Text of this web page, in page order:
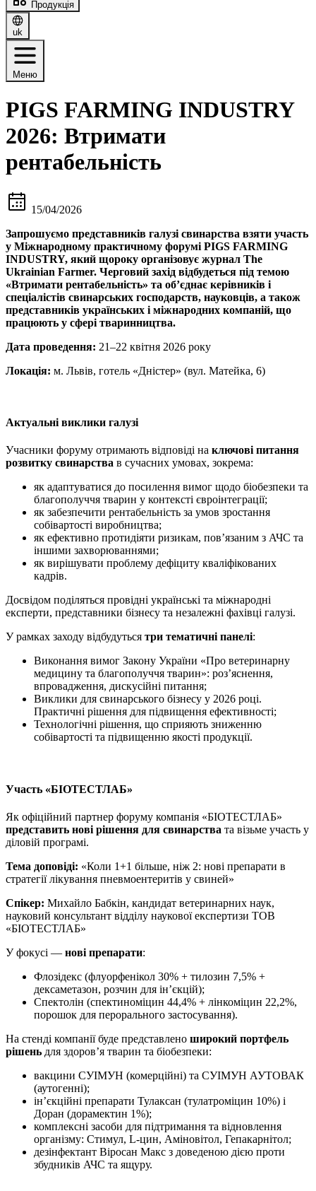
Продукція
uk
Меню
PIGS FARMING INDUSTRY
2026: Втримати
рентабельність
15/04/2026
Запрошуємо представників галузі свинарства взяти участь
у Міжнародному практичному форумі PIGS FARMING
INDUSTRY, який щороку організовує журнал The
Ukrainian Farmer. Черговий захід відбудеться під темою
«Втримати рентабельність» та об’єднає керівників і
спеціалістів свинарських господарств, науковців, а також
представників українських і міжнародних компаній, що
працюють у сфері тваринництва.
Дата проведення: 21–22 квітня 2026 року
Локація: м. Львів, готель «Дністер» (вул. Матейка, 6)
Актуальні виклики галузі
Учасники форуму отримають відповіді на ключові питання
розвитку свинарства в сучасних умовах, зокрема:
як адаптуватися до посилення вимог щодо біобезпеки та
благополуччя тварин у контексті євроінтеграції;
як забезпечити рентабельність за умов зростання
собівартості виробництва;
як ефективно протидіяти ризикам, пов’язаним з АЧС та
іншими захворюваннями;
як вирішувати проблему дефіциту кваліфікованих
кадрів.
Досвідом поділяться провідні українські та міжнародні
експерти, представники бізнесу та незалежні фахівці галузі.
У рамках заходу відбудуться три тематичні панелі:
Виконання вимог Закону України «Про ветеринарну
медицину та благополуччя тварин»: роз’яснення,
впровадження, дискусійні питання;
Виклики для свинарського бізнесу у 2026 році.
Практичні рішення для підвищення ефективності;
Технологічні рішення, що сприяють зниженню
собівартості та підвищенню якості продукції.
Участь «БІОТЕСТЛАБ»
Як офіційний партнер форуму компанія «БІОТЕСТЛАБ»
представить нові рішення для свинарства та візьме участь у
діловій програмі.
Тема доповіді: «Коли 1+1 більше, ніж 2: нові препарати в
стратегії лікування пневмоентеритів у свиней»
Спікер: Михайло Бабкін, кандидат ветеринарних наук,
науковий консультант відділу наукової експертизи ТОВ
«БІОТЕСТЛАБ»
У фокусі — нові препарати:
Флозідекс (флуорфенікол 30% + тилозин 7,5% +
дексаметазон, розчин для ін’єкцій);
Спектолін (спектиноміцин 44,4% + лінкоміцин 22,2%,
порошок для перорального застосування).
На стенді компанії буде представлено широкий портфель
рішень для здоров’я тварин та біобезпеки:
вакцини СУІМУН (комерційні) та СУІМУН АУТОВАК
(аутогенні);
ін’єкційні препарати Тулаксан (тулатроміцин 10%) і
Доран (дорамектин 1%);
комплексні засоби для підтримання та відновлення
організму: Стимул, L-цин, Аміновітол, Гепакарнітол;
дезінфектант Віросан Макс з доведеною дією проти
збудників АЧС та ящуру.